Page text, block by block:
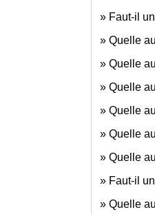
Faut-il
Quelle
Quelle
Quelle
Quelle
Quelle
Quelle
Faut-il
Quelle